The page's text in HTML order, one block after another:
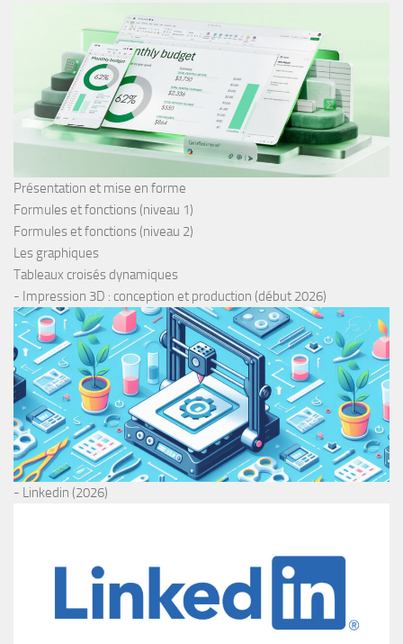
Présentation et mise en forme
Formules et fonctions (niveau 1)
Formules et fonctions (niveau 2)
Les graphiques
Tableaux croisés dynamiques
- Impression 3D : conception et production (début 2026)
- Linkedin (2026)